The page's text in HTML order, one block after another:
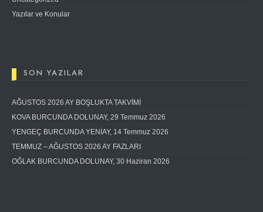
Yazılar ve Konular
SON YAZILAR
AĞUSTOS 2026 AY BOŞLUKTA TAKVİMİ
KOVA BURCUNDA DOLUNAY, 29 Temmuz 2026
YENGEÇ BURCUNDA YENİAY, 14 Temmuz 2026
TEMMUZ – AĞUSTOS 2026 AY FAZLARI
OĞLAK BURCUNDA DOLUNAY, 30 Haziran 2026